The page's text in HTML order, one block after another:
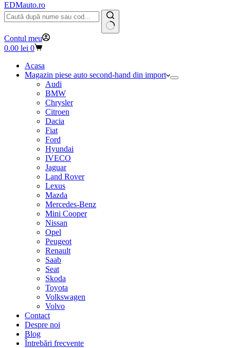
EDMauto.ro
Niciun
rezultat
Contul meu
Coș
cumpărături
0.00 lei 0
Acasa
Magazin piese auto second-hand din import
Audi
BMW
Chrysler
Citroen
Dacia
Fiat
Ford
Hyundai
IVECO
Jaguar
Land Rover
Lexus
Mazda
Mercedes-Benz
Mini Cooper
Nissan
Opel
Peugeot
Renault
Saab
Seat
Skoda
Toyota
Volkswagen
Volvo
Contact
Despre noi
Blog
Întrebări frecvente